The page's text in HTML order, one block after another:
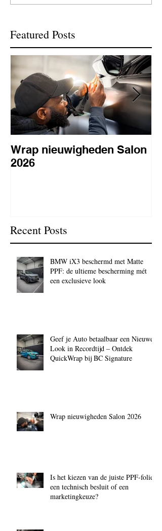
Featured Posts
Wrap nieuwigheden Salon
2026
Recent Posts
BMW iX3 beschermd met Matte
PPF: de ultieme bescherming mét
een exclusieve look
Geef je Auto betaalbaar een Nieuwe
Look in Recordtijd – Ontdek
QuickWrap bij BC Signature
Wrap nieuwigheden Salon 2026
Is het kiezen van de juiste PPF‑folie
een technisch besluit of een
marketingkeuze?